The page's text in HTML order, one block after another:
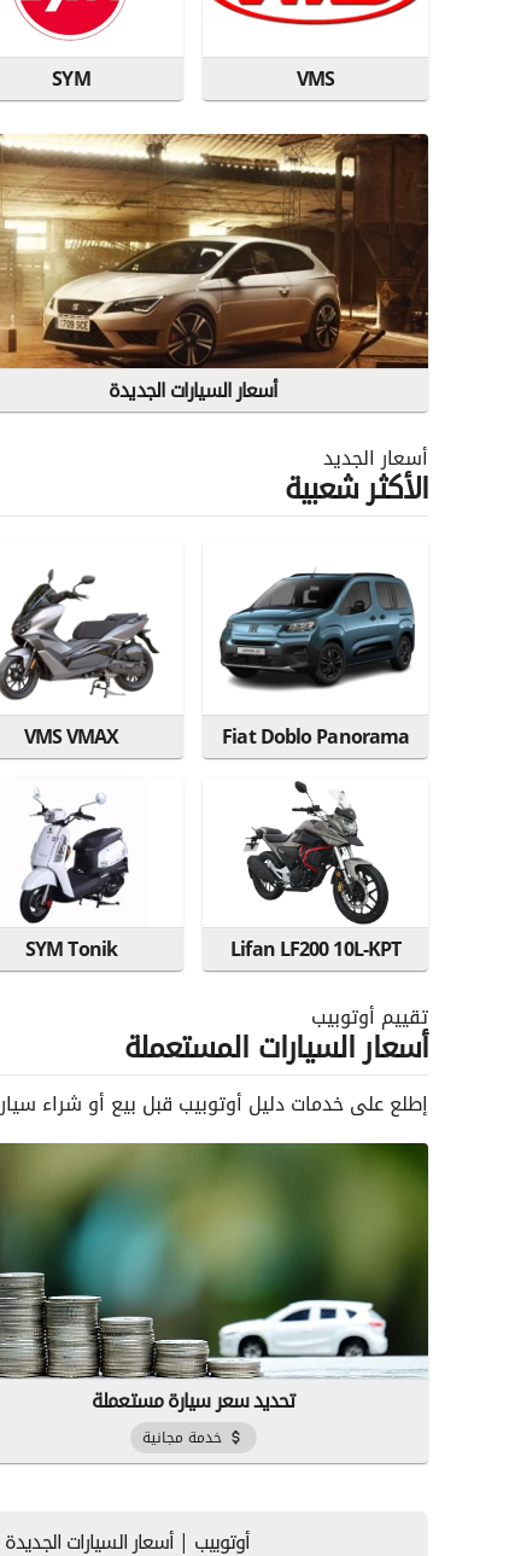
VMS
SYM
أسعار السيارات الجديدة
أسعار الجديد
الأكثر شعبية
Fiat Doblo Panorama
VMS VMAX
Lifan LF200 10L-KPT
SYM Tonik
تقييم أوتوبيب
أسعار السيارات المستعملة
إطلع على خدمات دليل أوتوبيب قبل بيع أو شراء
تحديد سعر سيارة مستعملة
خدمة مجانية
أوتوبيب | أسعار السيارات الجديدة